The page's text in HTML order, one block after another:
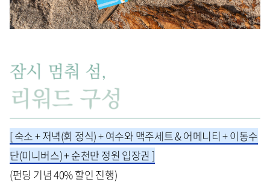
[ 숙소 + 저녁(회 정식) + 여수와 맥주세트 & 어메니티 + 이동수
단(미니버스) + 순천만 정원 입장권 ]
(펀딩 기념 40% 할인 진행)